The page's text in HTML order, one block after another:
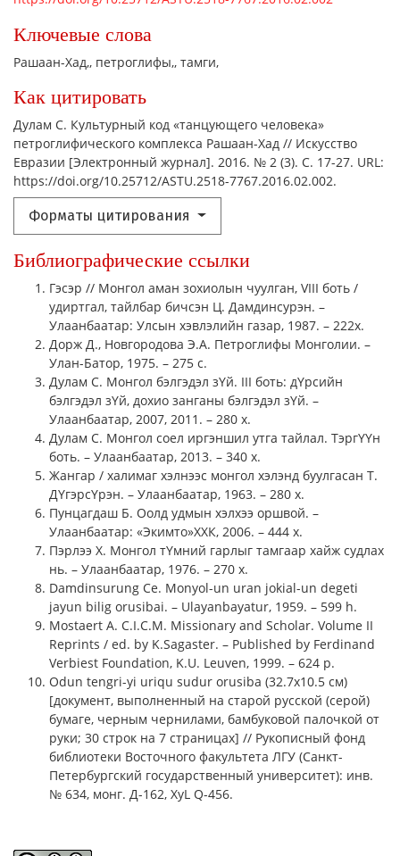
Ключевые слова
Рашаан-Хад, петроглифы, тамги,
Как цитировать
Дулам С. Культурный код «танцующего человека»
петроглифического комплекса Рашаан-Хад // Искусство
Евразии [Электронный журнал]. 2016. № 2 (3). С. 17-27. URL:
https://doi.org/10.25712/ASTU.2518-7767.2016.02.002.
Форматы цитирования
Библиографические ссылки
Гэсэр // Монгол аман зохиолын чуулган, VIII боть /
удиртгал, тайлбар бичсэн Ц. Дамдинсурэн. –
Улаанбаатар: Улсын хэвлэлийн газар, 1987. – 222х.
Дорж Д., Новгородова Э.А. Петроглифы Монголии. –
Улан-Батор, 1975. – 275 с.
Дулам С. Монгол бэлгэдэл зYй. III боть: дYрсийн
бэлгэдэл зYй, дохио занганы бэлгэдэл зYй. –
Улаанбаатар, 2007, 2011. – 280 х.
Дулам С. Монгол соел иргэншил утга тайлал. ТэргYYн
боть. – Улаанбаатар, 2013. – 340 х.
Жангар / халимаг хэлнээс монгол хэлэнд буулгасан Т.
ДYгэрсYрэн. – Улаанбаатар, 1963. – 280 х.
Пунцагдаш Б. Ooлд удмын хэлхээ оршвой. –
Улаанбаатар: «Экимто»ХХК, 2006. – 444 х.
Пэрлээ Х. Монгол тYмний гарлыг тамгаар хайж судлах
нь. – Улаанбаатар, 1976. – 270 х.
Damdinsurung Ce. Monyol-un uran jokial-un degeti
jayun bilig orusibai. – Ulayanbayatur, 1959. – 599 h.
Mostaert A. C.I.C.M. Missionary and Scholar. Volume II
Reprints / ed. by K.Sagaster. – Published by Ferdinand
Verbiest Foundation, K.U. Leuven, 1999. – 624 p.
Odun tengri-yi uriqu sudur orusiba (32.7x10.5 см)
[документ, выполненный на старой русской (серой)
бумаге, черным чернилами, бамбуковой палочкой от
руки; 30 строк на 7 страницах] // Рукописный фонд
библиотеки Восточного факультета ЛГУ (Санкт-
Петербургский государственный университет): инв.
№ 634, монг. Д-162, XyL Q-456.